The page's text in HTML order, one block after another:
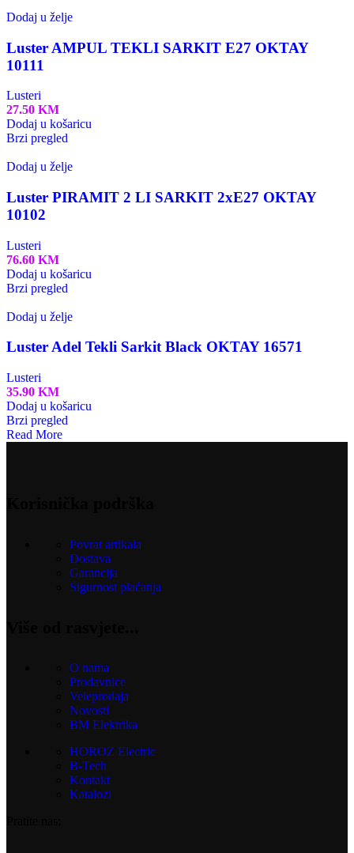
Dodaj u želje
Luster AMPUL TEKLI SARKIT E27 OKTAY
10111
Lusteri
27.50 KM
Dodaj u košaricu
Brzi pregled
Dodaj u želje
Luster PIRAMIT 2 LI SARKIT 2xE27 OKTAY
10102
Lusteri
76.60 KM
Dodaj u košaricu
Brzi pregled
Dodaj u želje
Luster Adel Tekli Sarkit Black OKTAY 16571
Lusteri
35.90 KM
Dodaj u košaricu
Brzi pregled
Read More
Povrat artikala
Dostava
Garancija
Sigurnost plaćanja
O nama
Prodavnice
Veleprodaja
Novosti
BM Elektrika
HOROZ Electric
B-Tech
Kontakt
Katalozi